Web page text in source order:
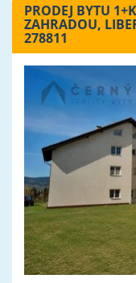
PRODEJ BYTU
ZAHRADOU,
278811